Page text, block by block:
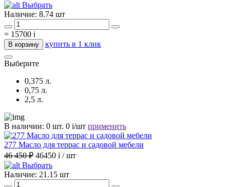
Выбрать
Наличие: 8.74 шт
= 15700 i
В корзину купить в 1 клик
Выберите
0,375 л.
0,75 л.
2,5 л.
В наличии: 0 шт. 0 i/шт применить
277 Масло для террас и садовой мебели
46 450 ₽ 46450 i / шт
Выбрать
Наличие: 21.15 шт